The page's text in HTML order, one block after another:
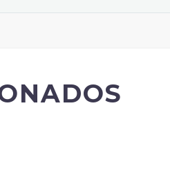
ver contenido y
ofertas